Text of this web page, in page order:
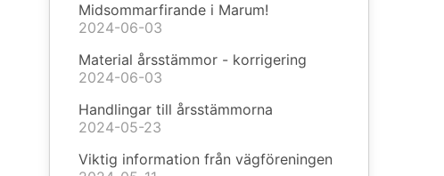
Midsommarfirande i Marum!
2024-06-03
Material årsstämmor - korrigering
2024-06-03
Handlingar till årsstämmorna
2024-05-23
Viktig information från vägföreningen